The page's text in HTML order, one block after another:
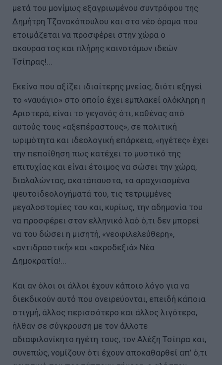
μετά του μονίμως εξαγριωμένου συντρόφου της
Δημήτρη Τζανακόπουλου και στο νέο όραμα που
ετοιμάζεται να προσφέρει στην χώρα ο
ακούραστος και πλήρης καινοτόμων ιδεών
Τσίπρας!...
Εκείνο που αξίζει ιδιαίτερης μνείας, διότι εξηγεί
το «ναυάγιο» στο οποίο έχει εμπλακεί ολόκληρη η
Αριστερά, είναι το γεγονός ότι, καθένας από
αυτούς τους «αξεπέραστους», σε πολιτική
ωριμότητα και ιδεολογική επάρκεια, «ηγέτες» έχει
την πεποίθηση πως κατέχει το μυστικό της
επιτυχίας και είναι έτοιμος να σώσει την χώρα,
διαλαλώντας, ακατάπαυστα, τα αραχνιασμένα
ψευτοϊδεολογήματά του, τις τετριμμένες
μεγαλοστομίες του και, κυρίως, την αδημονία του
να προσφέρει στον ελληνικό λαό ό,τι δεν μπορεί
να του δώσει η μισητή, «νεοφιλελεύθερη»,
«αντιδραστική» και «ακροδεξιά» Νέα
Δημοκρατία!...
Και αν όλοι οι άλλοι έχουν κάποιο λόγο για να
διεκδικούν αυτό που ονειρεύονται, επειδή κάποια
στιγμή, άλλος περισσότερο και άλλος λιγότερο,
ήλθαν σε σύγκρουση με τον άλλοτε
αδιαφιλονίκητο ηγέτη τους, τον Αλέξη Τσίπρα και,
συνεπώς, νομίζουν ότι έχουν αποκαθαρθεί απ’ ό,τι